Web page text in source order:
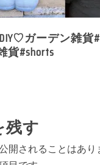
ガーデン雑貨
貨#shorts
残す
開されることはあり